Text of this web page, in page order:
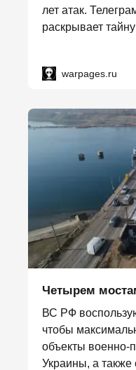
лет атак.
раскрывает
warpages.ru
Четырем
ВС РФ
чтобы
объекты военно-
Украины, а также